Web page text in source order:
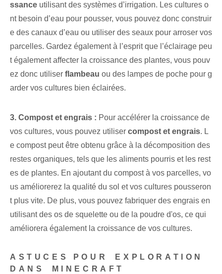
ssance utilisant des systèmes d’irrigation. Les cultures o
nt besoin d’eau pour pousser, vous pouvez donc construir
e des canaux d’eau ou utiliser des seaux pour arroser vos
parcelles. Gardez également à l’esprit que l’éclairage peu
t également affecter la croissance des plantes, vous pouv
ez donc utiliser flambeau ou des lampes de poche pour g
arder vos cultures bien éclairées.
3. Compost et engrais : Pour accélérer la croissance de
vos cultures, vous pouvez utiliser compost et engrais. L
e compost⁢ peut être obtenu grâce⁤ à la décomposition des
restes organiques, tels que les aliments pourris et les rest
es de plantes. En ajoutant du compost à vos parcelles, vo
us améliorerez la qualité⁤ du sol et vos cultures pousseron
t‍ plus vite. De plus, vous pouvez fabriquer des engrais en
utilisant des ⁢os de squelette⁤ ou⁢ de la poudre d'os, ce qui
améliorera également la croissance de vos cultures.
ASTUCES POUR ⁣EXPLORATION
DANS⁤ MINECRAFT